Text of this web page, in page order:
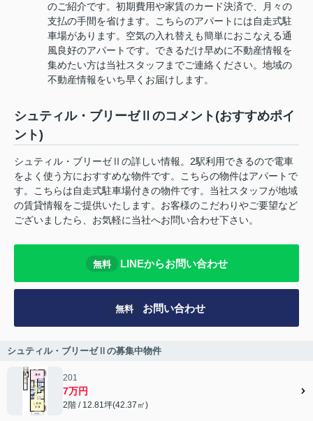
のご紹介です。初期費用や家賃のカード決済で、月々の
支払の手間を省けます。こちらのアパートには自走式駐
車場があります。空気の入れ替えも簡単におこなえる通
風良好のアパートです。できるだけ早めに不動産情報を
集めたい方は当社スタッフまでご連絡ください。地域の
不動産情報をいち早くお届けします。
シュティル・ブリーゼⅡのコメント(おすすめポイ
ント)
シュティル・ブリーゼⅡの詳しい情報。2駅利用できるので電車
をよく使う方におすすめな物件です。こちらの物件はアパートで
す。こちらは自走式駐車場付きの物件です。当社スタッフが地域
の賃貸情報をご提供いたします。お客様のこだわりやご要望など
ございましたら、お気軽に当社へお問い合わせ下さい。
無料 LINEからお問い合わせ
無料 お問い合わせ
シュティル・ブリーゼⅡの募集中物件
201
7万円
2階 / 12.81坪(42.37㎡)